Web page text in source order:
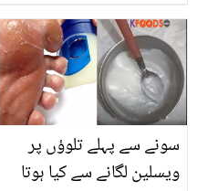
سونے سے پہلے تلوؤں پر
ویسلین لگانے سے کیا ہوتا